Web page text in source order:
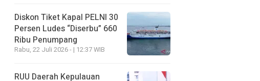
Diskon Tiket Kapal PELNI 30
Persen Ludes “Diserbu” 660
Ribu Penumpang
Rabu, 22 Juli 2026 - | 12:37 WIB
RUU Daerah Kepulauan